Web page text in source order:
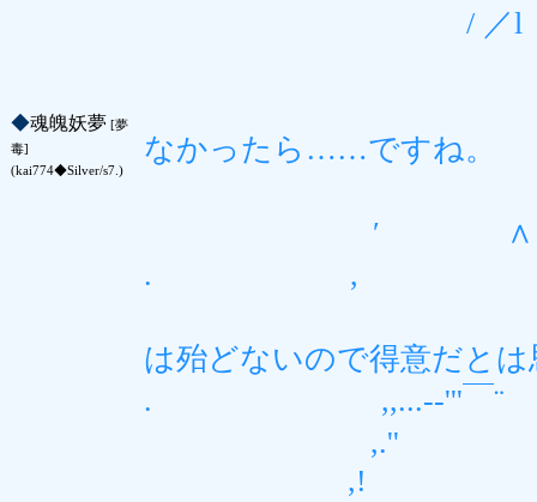
◆魂魄妖夢 [夢
毒]
(kai774◆Silver/s7.)
/ ／l ', ! !.
なかったら……ですね。
′ ∧ ∨イん
. , 〈 ＼
は殆どないので得意だと
. ,,...-‐'''￣¨ ‐- ｲ´
,.'' ／´7´￣
,! ／ 〃